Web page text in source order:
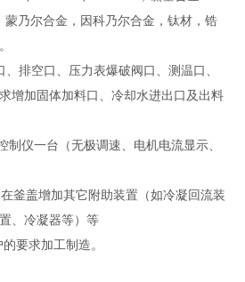
乃尔合金，因科乃尔合金，钛材，锆
排空口、压力表爆破阀口、测温口、
增加固体加料口、冷却水进出口及出料
制仪一台（无极调速、电机电流显示、
釜盖增加其它附助装置（如冷凝回流装
、冷凝器等）等
要求加工制造。